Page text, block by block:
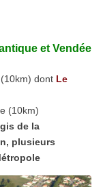
et Vendée
dont Le
(10km)
de la
plusieurs